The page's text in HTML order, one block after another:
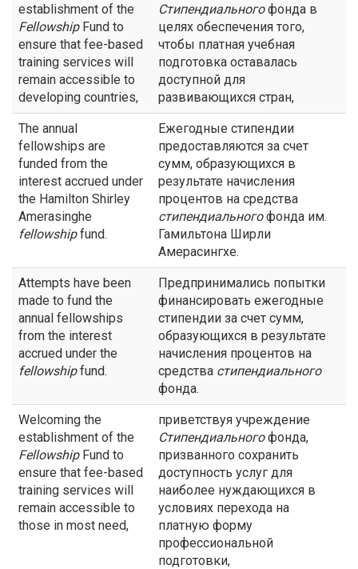
establishment of the
FellowshipFund to
ensure that fee-based
training services will
remain accessible to
developing countries,
Стипендиальногофонда в
целях обеспечения того,
чтобы платная учебная
подготовка оставалась
доступной для
развивающихся стран,
The annual
fellowships are
funded from the
interest accrued under
the Hamilton Shirley
Amerasinghe
fellowshipfund.
Ежегодные стипендии
предоставляются за счет
сумм, образующихся в
результате начисления
процентов на средства
стипендиальногофонда им.
Гамильтона Ширли
Амерасингхе.
Attempts have been
made to fund the
annual fellowships
from the interest
accrued under the
fellowshipfund.
Предпринимались попытки
финансировать ежегодные
стипендии за счет сумм,
образующихся в результате
начисления процентов на
средства стипендиального
фонда.
Welcoming the
establishment of the
FellowshipFund to
ensure that fee-based
training services will
remain accessible to
those in most need,
приветствуя учреждение
Стипендиальногофонда,
призванного сохранить
доступность услуг для
наиболее нуждающихся в
условиях перехода на
платную форму
профессиональной
подготовки,